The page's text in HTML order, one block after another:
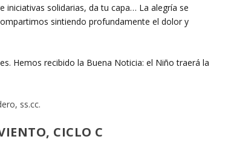
solidarias, da tu capa… La alegría se
sintiendo profundamente el dolor y
Hemos recibido la Buena Noticia: el Niño traerá la
ss.cc.
CICLO C